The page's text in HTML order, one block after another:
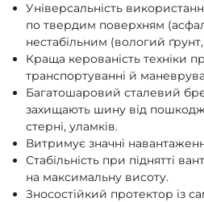
Універсальність
по твердим поверхням
нестабільним (вологий
Краща керованість техніки
транспортуванні й
Багатошаровий сталевий
захищають шину від
стерні, уламків.
Витримує значні
Стабільність при піднятті
на максимальну висоту.
Зносостійкий протектор із